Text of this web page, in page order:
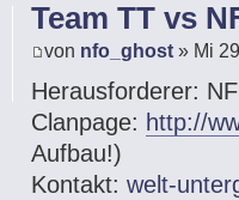
Team TT vs
von nfo_ghost » Mi
Herausforderer:
Clanpage: http://
Aufbau!)
Kontakt:welt-